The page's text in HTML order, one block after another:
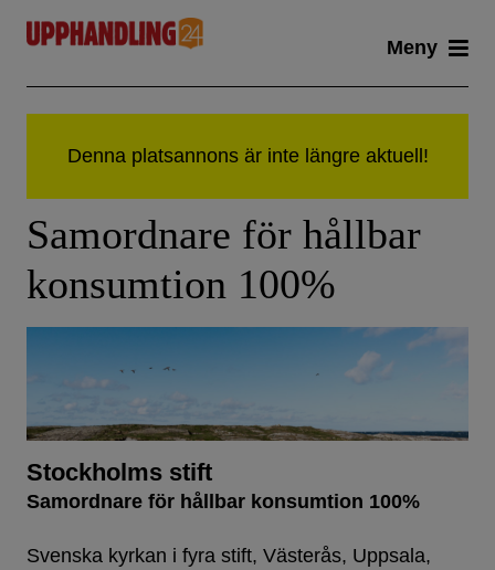
content
Meny
Samordnare för hållbar
konsumtion 100%
Stockholms stift
Samordnare för hållbar konsumtion 100%
Svenska kyrkan i fyra stift, Västerås, Uppsala,